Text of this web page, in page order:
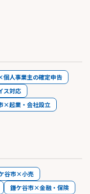
人事業主の確定申告
ス対応
×起業・会社設立
谷市×小売
鎌ケ谷市×金融・保険